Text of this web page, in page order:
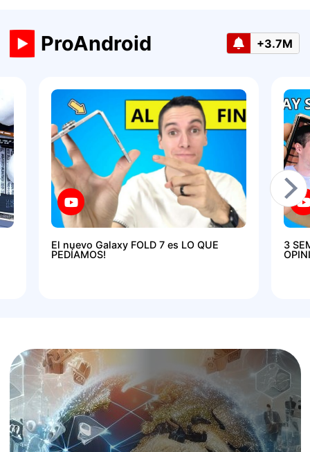
ProAndroid +3.7M
El nuevo Galaxy FOLD 7 es LO QUE
PEDÍAMOS!
3